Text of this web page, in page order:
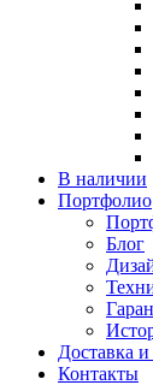
В наличии
Портфолио
Блог
Доставка и
Контакты